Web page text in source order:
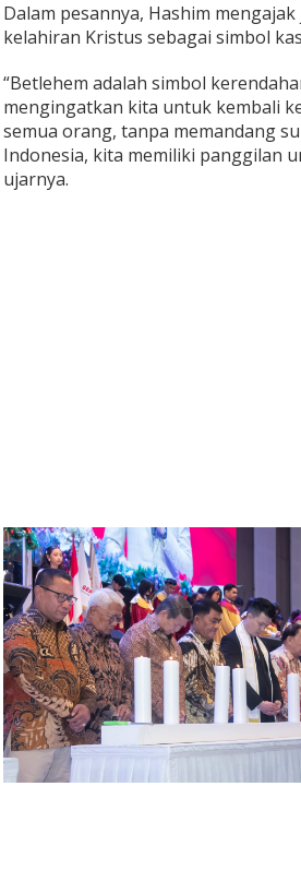
Dalam pesannya, Hashim
kelahiran Kristus sebagai simbol
“Betlehem adalah simbol
mengingatkan kita untuk kembali
semua orang, tanpa memandang
Indonesia, kita memiliki panggilan
ujarnya.